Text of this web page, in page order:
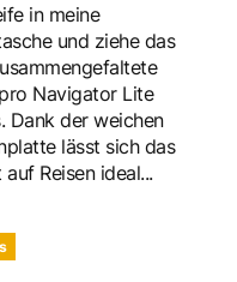
in meine
und ziehe das
Navigator Lite
Dank der weichen
lässt sich das
Reisen ideal...